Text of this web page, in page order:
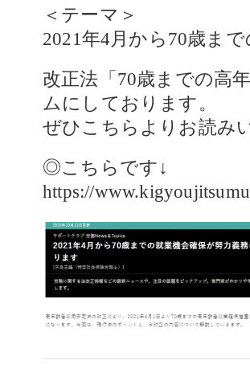
＜テーマ＞
2021年4月から70歳ま
改正法「70歳までの高
ムにしております。
ぜひこちらよりお読み
◎こちらです↓
https://